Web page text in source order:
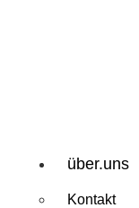
über.uns
Kontakt